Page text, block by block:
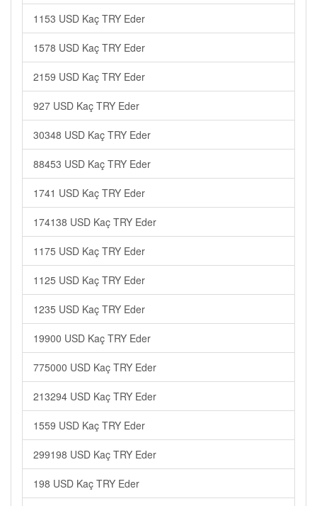
1153 USD Kaç TRY Eder
1578 USD Kaç TRY Eder
2159 USD Kaç TRY Eder
927 USD Kaç TRY Eder
30348 USD Kaç TRY Eder
88453 USD Kaç TRY Eder
1741 USD Kaç TRY Eder
174138 USD Kaç TRY Eder
1175 USD Kaç TRY Eder
1125 USD Kaç TRY Eder
1235 USD Kaç TRY Eder
19900 USD Kaç TRY Eder
775000 USD Kaç TRY Eder
213294 USD Kaç TRY Eder
1559 USD Kaç TRY Eder
299198 USD Kaç TRY Eder
198 USD Kaç TRY Eder